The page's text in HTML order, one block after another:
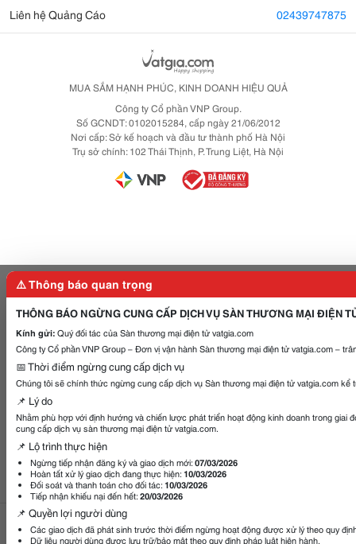
Gọi điện Gửi tin nhắn
Liên hệ Quảng Cáo 02439747875
MUA SẮM HẠNH PHÚC, KINH DOANH HIỆU QUẢ
Công ty Cổ phần VNP Group.
Số GCNDT: 0102015284, cấp ngày 21/06/2012
Nơi cấp: Sở kế hoạch và đầu tư thành phố Hà Nội
Trụ sở chính: 102 Thái Thịnh, P. Trung Liệt, Hà Nội
⚠️ Thông báo quan trọng
THÔNG BÁO NGỪNG CUNG CẤP DỊCH VỤ SÀN THƯƠNG MẠI ĐIỆN
Kính gửi:Quý đối tác của Sàn thương mại điện tử vatgia.com
Công ty Cổ phần VNP Group – Đơn vị vận hành Sàn thương mại điện tử vatgia.com –
📅 Thời điểm ngừng cung cấp dịch vụ
Chúng tôi sẽ chính thức ngừng cung cấp dịch vụ Sàn thương mại điện tử vatgia.com kể
📌 Lý do
Nhằm phù hợp với định hướng và chiến lược phát triển hoạt động kinh doanh trong giai
cung cấp dịch vụ sàn thương mại điện tử vatgia.com.
📌 Lộ trình thực hiện
Ngừng tiếp nhận đăng ký và giao dịch mới:07/03/2026
Hoàn tất xử lý giao dịch đang thực hiện: 10/03/2026
Đối soát và thanh toán cho đối tác: 10/03/2026
Tiếp nhận khiếu nại đến hết:20/03/2026
📌 Quyền lợi người dùng
Các giao dịch đã phát sinh trước thời điểm ngừng hoạt động được xử lý theo quy
Dữ liệu người dùng được lưu trữ/bảo mật theo quy định pháp luật hiện hành.